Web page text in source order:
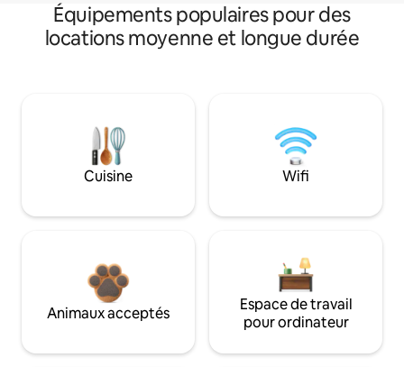
Équipements populaires pour des
locations moyenne et longue durée
Cuisine Wifi
Animaux acceptés
Espace de travail
pour ordinateur